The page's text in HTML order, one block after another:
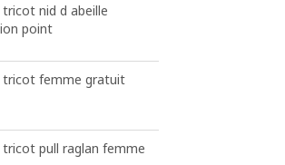
nid d abeille
point
tricot femme gratuit
pull raglan femme